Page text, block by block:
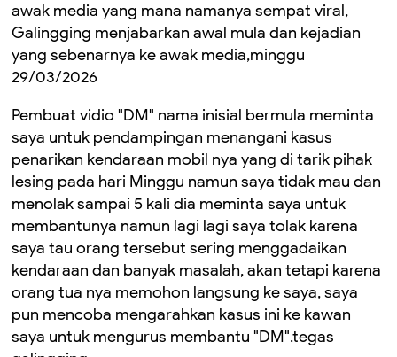
awak media yang mana namanya sempat viral,
Galingging menjabarkan awal mula dan kejadian
yang sebenarnya ke awak media,minggu
29/03/2026
Pembuat vidio "DM" nama inisial bermula meminta
saya untuk pendampingan menangani kasus
penarikan kendaraan mobil nya yang di tarik pihak
lesing pada hari Minggu namun saya tidak mau dan
menolak sampai 5 kali dia meminta saya untuk
membantunya namun lagi lagi saya tolak karena
saya tau orang tersebut sering menggadaikan
kendaraan dan banyak masalah, akan tetapi karena
orang tua nya memohon langsung ke saya, saya
pun mencoba mengarahkan kasus ini ke kawan
saya untuk mengurus membantu "DM".tegas